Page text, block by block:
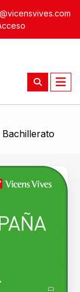
Bachillerato